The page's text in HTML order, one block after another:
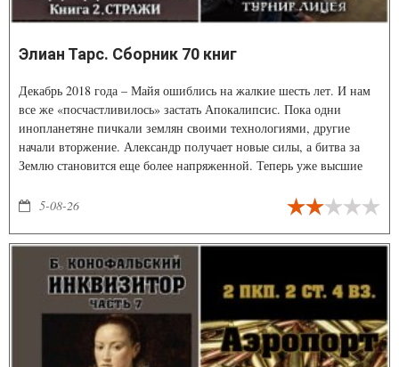
Элиан Тарс. Сборник 70 книг
Декабрь 2018 года – Майя ошиблись на жалкие шесть лет. И нам
все же «посчастливилось» застать Апокалипсис. Пока одни
инопланетяне пичкали землян своими технологиями, другие
начали вторжение. Александр получает новые силы, а битва за
Землю становится еще более напряженной. Теперь уже высшие
Смогут ли и дальше выживать те, кому посчастливилось дожить
до этого момента? Смогут ли они создать новую цивилизацию?
5-08-26